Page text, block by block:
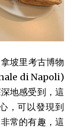
坡里考古博物
di Napoli)
地感受到，這
，可以發現到
常的有趣，這